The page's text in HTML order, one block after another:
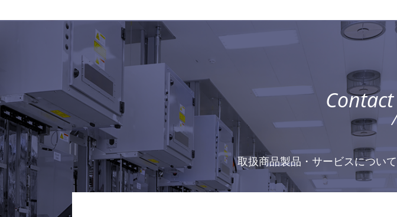
Contact
取扱商品製品・サービスについて